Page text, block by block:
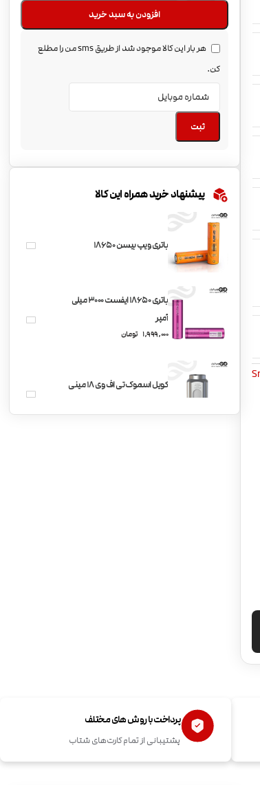
افزودن به سبد خرید
هر بار این کالا موجود شد از طریق sms من را مطلع
کن.
ثبت
پیشنهاد خرید همراه این کالا
باتری ویپ بیسن 18650
باتری 18650 ایفست 3000 میلی
آمپر
1,999,000 تومان
کویل اسموک تی اف وی 18 مینی
پرداخت با روش های مختلف
پشتیبانی از تمام کارت‌های شتاب